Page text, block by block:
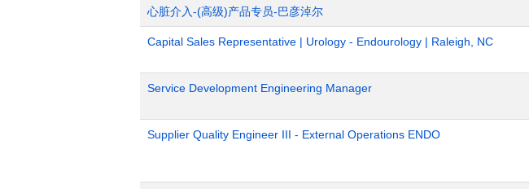
心脏介入-(高级)产品专员-巴彦淖尔
Capital Sales Representative | Urology - Endourology | Raleigh, NC
Service Development Engineering Manager
Supplier Quality Engineer III - External Operations ENDO